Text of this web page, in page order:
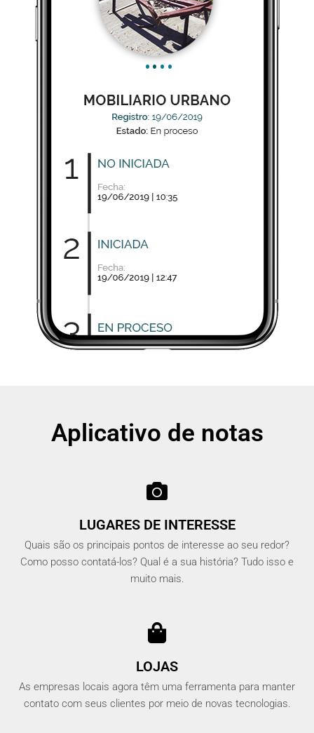
Aplicativo de notas
LUGARES DE INTERESSE
Quais são os principais pontos de interesse ao seu redor?
Como posso contatá-los? Qual é a sua história? Tudo isso e
muito mais.
LOJAS
As empresas locais agora têm uma ferramenta para manter
contato com seus clientes por meio de novas tecnologias.